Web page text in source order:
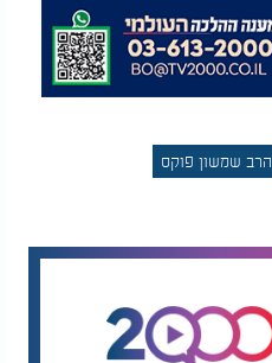
הרב שמשון פוקס